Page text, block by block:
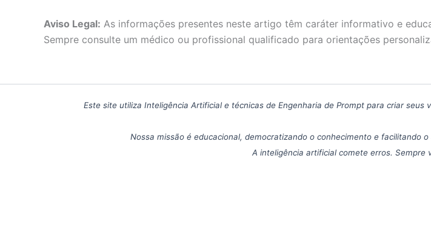
Aviso Legal: As informações presentes neste artigo têm caráter informativo e
Sempre consulte um médico ou profissional qualificado para orientações
Este site utiliza Inteligência Artificial e técnicas de Engenharia de Prompt para criar
Nossa missão é educacional, democratizando o conhecimento e facilitando
A inteligência artificial comete erros. Sempre